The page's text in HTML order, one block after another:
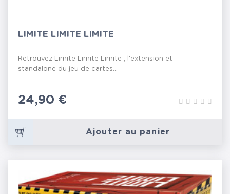
LIMITE LIMITE LIMITE
Retrouvez Limite Limite Limite , l'extension et
standalone du jeu de cartes...
Prix
24,90 €
Ajouter au panier